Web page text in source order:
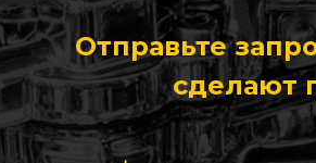
Отправьте
сделают